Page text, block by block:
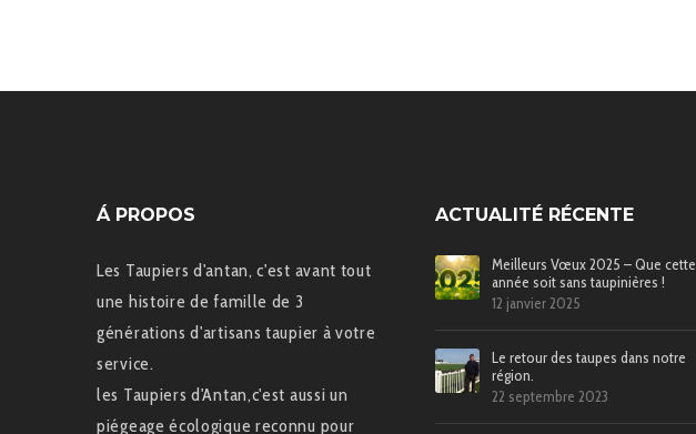
Á PROPOS
Les Taupiers d'antan, c'est avant tout
une histoire de famille de 3
générations d'artisans taupier à votre
service.
les Taupiers d'Antan,c'est aussi un
piégeage écologique reconnu pour
ACTUALITÉ RÉCENTE
Meilleurs Vœux 2025 – Que cette
année soit sans taupinières !
12 janvier 2025
Le retour des taupes dans notre
région.
22 septembre 2023